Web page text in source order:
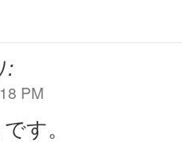
:
PM
す。